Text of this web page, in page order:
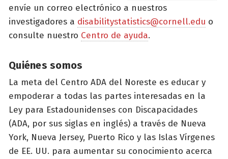
envíe un correo electrónico a nuestros
investigadores a disabilitystatistics@cornell.edu o
consulte nuestro Centro de ayuda.
Quiénes somos
La meta del Centro ADA del Noreste es educar y
empoderar a todas las partes interesadas en la
Ley para Estadounidenses con Discapacidades
(ADA, por sus siglas en inglés) a través de Nueva
York, Nueva Jersey, Puerto Rico y las Islas Vírgenes
de EE. UU. para aumentar su conocimiento acerca